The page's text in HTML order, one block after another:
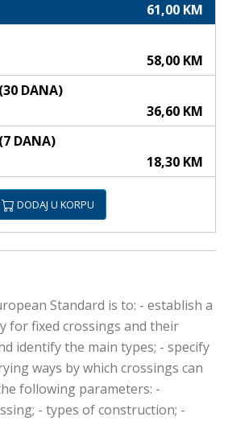
61,00 KM
58,00 KM
DANA)
36,60 KM
DANA)
18,30 KM
DODAJ U KORPU
Standard is to: - establish a
for fixed crossings and their
identify the main types; - specify
ways by which crossings can
following parameters: -
- types of construction; -